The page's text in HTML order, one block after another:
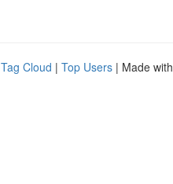
Tag Cloud | Top Users | Made with